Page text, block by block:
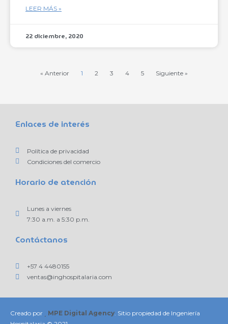
LEER MÁS »
22 diciembre, 2020
« Anterior 1 2 3 4 5 Siguiente »
Enlaces de interés
Política de privacidad
Condiciones del comercio
Horario de atención
Lunes a viernes
7:30 a.m. a 5:30 p.m.
Contáctanos
+57 4 4480155
ventas@inghospitalaria.com
Creado por MPE Digital Agency. Sitio propiedad de Ingeniería